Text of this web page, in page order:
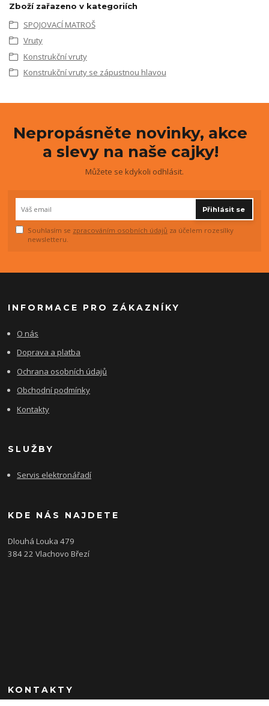
Zboží zařazeno v kategoriích
SPOJOVACÍ MATROŠ
Vruty
Konstrukční vruty
Konstrukční vruty se zápustnou hlavou
Nepropásněte novinky, akce
a slevy na naše cajky!
Můžete se kdykoli odhlásit.
Přihlásit se
Souhlasím se zpracováním osobních údajů za účelem rozesílky
newsletteru.
INFORMACE PRO ZÁKAZNÍKY
O nás
Doprava a platba
Ochrana osobních údajů
Obchodní podmínky
Kontakty
SLUŽBY
Servis elektronářadí
KDE NÁS NAJDETE
Dlouhá Louka 479
384 22 Vlachovo Březí
KONTAKTY